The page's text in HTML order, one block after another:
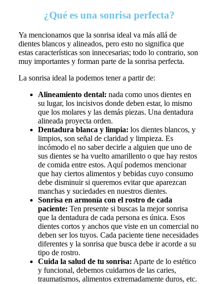
¿Qué es una sonrisa perfecta?
Ya mencionamos que la sonrisa ideal va más allá de
dientes blancos y alineados, pero esto no significa que
estas características son innecesarias; todo lo contrario, son
muy importantes y forman parte de la sonrisa perfecta.
La sonrisa ideal la podemos tener a partir de:
Alineamiento dental: nada como unos dientes en
su lugar, los incisivos donde deben estar, lo mismo
que los molares y las demás piezas. Una dentadura
alineada proyecta orden.
Dentadura blanca y limpia: los dientes blancos, y
limpios, son señal de claridad y limpieza. Es
incómodo el no saber decirle a alguien que uno de
sus dientes se ha vuelto amarillento o que hay restos
de comida entre estos. Aquí podemos mencionar
que hay ciertos alimentos y bebidas cuyo consumo
debe disminuir si queremos evitar que aparezcan
manchas y suciedades en nuestros dientes.
Sonrisa en armonía con el rostro de cada
paciente: Ten presente si buscas la mejor sonrisa
que la dentadura de cada persona es única. Esos
dientes cortos y anchos que viste en un comercial no
deben ser los tuyos. Cada paciente tiene necesidades
diferentes y la sonrisa que busca debe ir acorde a su
tipo de rostro.
Cuida la salud de tu sonrisa: Aparte de lo estético
y funcional, debemos cuidarnos de las caries,
traumatismos, alimentos extremadamente duros, etc.